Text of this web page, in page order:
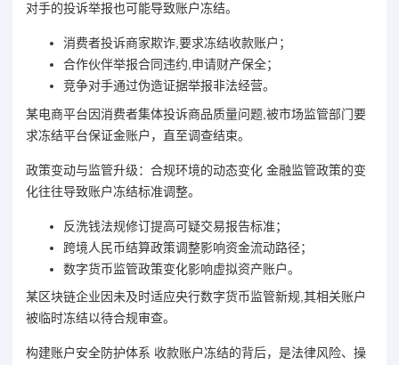
对手的投诉举报也可能导致账户冻结。
消费者投诉商家欺诈,要求冻结收款账户；
合作伙伴举报合同违约,申请财产保全；
竞争对手通过伪造证据举报非法经营。
某电商平台因消费者集体投诉商品质量问题,被市场监管部门要
求冻结平台保证金账户，直至调查结束。
政策变动与监管升级：合规环境的动态变化 金融监管政策的变
化往往导致账户冻结标准调整。
反洗钱法规修订提高可疑交易报告标准；
跨境人民币结算政策调整影响资金流动路径；
数字货币监管政策变化影响虚拟资产账户。
某区块链企业因未及时适应央行数字货币监管新规,其相关账户
被临时冻结以待合规审查。
构建账户安全防护体系 收款账户冻结的背后，是法律风险、操